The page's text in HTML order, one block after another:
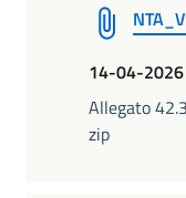
14-04-2026
Allegato
zip